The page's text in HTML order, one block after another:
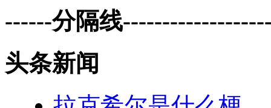
------分隔线
头条新闻